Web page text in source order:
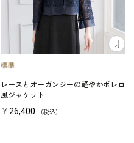
レースとオーガンジーの軽やかボレロ
風ジャケット
￥26,400 （税込）